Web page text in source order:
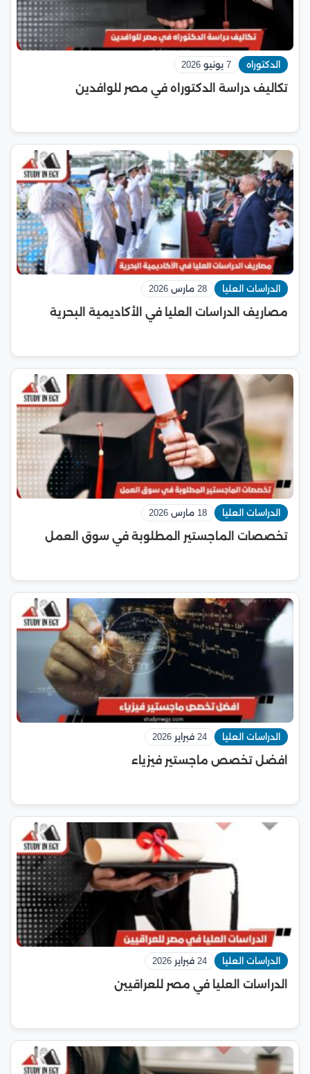
الدكتوراه 7 يونيو 2026
تكاليف دراسة الدكتوراه في مصر للوافدين
الدراسات العليا 28 مارس 2026
مصاريف الدراسات العليا في الأكاديمية البحرية
الدراسات العليا 18 مارس 2026
تخصصات الماجستير المطلوبة في سوق العمل
الدراسات العليا 24 فبراير 2026
افضل تخصص ماجستير فيزياء
الدراسات العليا 24 فبراير 2026
الدراسات العليا في مصر للعراقيين